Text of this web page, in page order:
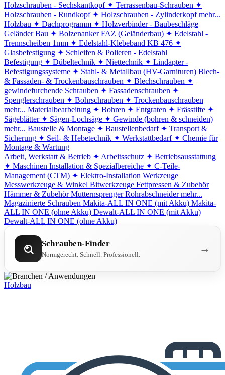
Holzschrauben - Sechskantkopf ✦ Terrassenbau-Schrauben ✦
Holzschrauben - Rundkopf ✦ Holzschrauben - Zylinderkopf mehr...
Holzbau ✦ Dachprogramm ✦ Holzverbinder - Baubeschläge
Geländer Bau ✦ Bolzenanker FAZ (Geländerbau) ✦ Edelstahl -
Trennscheiben 1mm ✦ Edelstahl-Klebeband KB 476 ✦
Glasbefestigung ✦ Schleifen & Polieren - Edelstahl
Befestigung ✦ Dübeltechnik ✦ Niettechnik ✦ Lindapter -
Befestigungssysteme ✦ Stahl- & Metallbau (HV-Garnituren) Blech-
& Fassaden- & Trockenbauschrauben ✦ Blechschrauben ✦
gewindefurchende Schrauben ✦ Fassadenschrauben ✦
Spenglerschrauben ✦ Bohrschrauben ✦ Trockenbauschrauben
mehr... Materialbearbeitung ✦ Bohren ✦ Entgraten ✦ Frässtifte ✦
Sägeblätter ✦ Sägen-Lochsäge ✦ Gewinde (bohren & schneiden)
mehr... Baustelle & Montage ✦ Baustellenbedarf ✦ Transport &
Sicherung ✦ Seil- & Hebetechnik ✦ Werkstattbedarf ✦ Chemie für
Montage & Wartung
Arbeit, Werkstatt & Betrieb ✦ Arbeitsschutz ✦ Betriebsausstattung
✦ Maschinen Installation & Spezialbereiche ✦ C-Teile-
Management (CTM) ✦ Elektro-Installation Werkzeuge
Messwerkzeuge & Winkel Bitwerkzeuge Fettpressen & Zubehör
Hämmer & Zubehör Mutternsprenger Rohrabschneider mehr...
Magazinierte Schrauben Makita-ALL IN ONE (mit Akku) Makita-
ALL IN ONE (ohne Akku) Dewalt-ALL IN ONE (mit Akku)
Dewalt-ALL IN ONE (ohne Akku)
Schrauben-Finder
Normgerecht. Schnell. Professionell. →
Holzbau